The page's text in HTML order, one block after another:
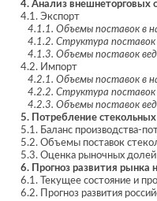
4. Анализ внешнеторговых
4.1. Экспорт
4.1.1. Объемы поставок в
4.1.2. Структура поставок
4.1.3. Объемы поставок
4.2. Импорт
4.2.1. Объемы поставок в
4.2.2. Структура поставок
4.2.3. Объемы поставок
5. Потребление стекольных
5.1. Баланс производства-
5.2. Объемы поставок
5.3. Оценка рыночных долей
6. Прогноз развития рынка
6.1. Текущее состояние и
6.2. Прогноз развития